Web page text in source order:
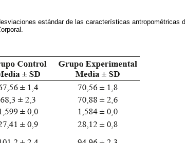
estándar de las características antropométricas